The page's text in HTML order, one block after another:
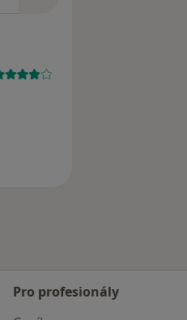
Pro profesionály